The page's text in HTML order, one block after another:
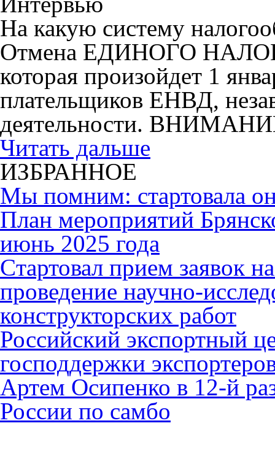
На какую систему
Отмена ЕДИНОГО
которая произойдет 1
плательщиков ЕНВД,
деятельности.
Читать дальше
ИЗБРАННОЕ
Мы помним: стартовала
План мероприятий
июнь 2025 года
Cтартовал прием заявок
проведение научно-
конструкторских работ
Российский экспортный
господдержки
Артем Осипенко в 12-й
России по самбо